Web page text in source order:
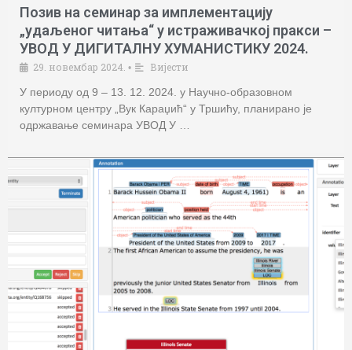
Позив на семинар за имплементацију
„удаљеног читања“ у истраживачкој пракси –
УВОД У ДИГИТАЛНУ ХУМАНИСТИКУ 2024.
29. новембар 2024. •
Вијести
У периоду од 9 – 13. 12. 2024. у Научно-образовном
културном центру „Вук Караџић“ у Тршићу, планирано је
одржавање семинара УВОД У …